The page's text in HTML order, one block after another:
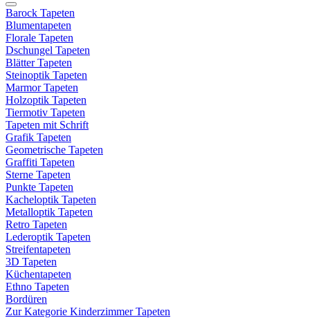
Barock Tapeten
Blumentapeten
Florale Tapeten
Dschungel Tapeten
Blätter Tapeten
Steinoptik Tapeten
Marmor Tapeten
Holzoptik Tapeten
Tiermotiv Tapeten
Tapeten mit Schrift
Grafik Tapeten
Geometrische Tapeten
Graffiti Tapeten
Sterne Tapeten
Punkte Tapeten
Kacheloptik Tapeten
Metalloptik Tapeten
Retro Tapeten
Lederoptik Tapeten
Streifentapeten
3D Tapeten
Küchentapeten
Ethno Tapeten
Bordüren
Zur Kategorie Kinderzimmer Tapeten